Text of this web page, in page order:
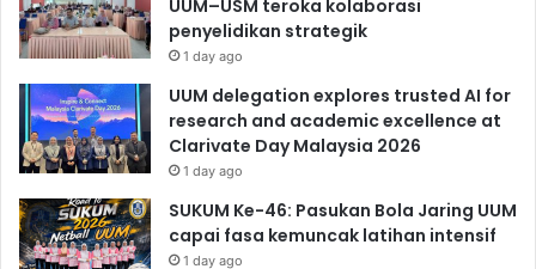
UUM–USM teroka kolaborasi
penyelidikan strategik
1 day ago
UUM delegation explores trusted AI for
research and academic excellence at
Clarivate Day Malaysia 2026
1 day ago
SUKUM Ke-46: Pasukan Bola Jaring UUM
capai fasa kemuncak latihan intensif
1 day ago